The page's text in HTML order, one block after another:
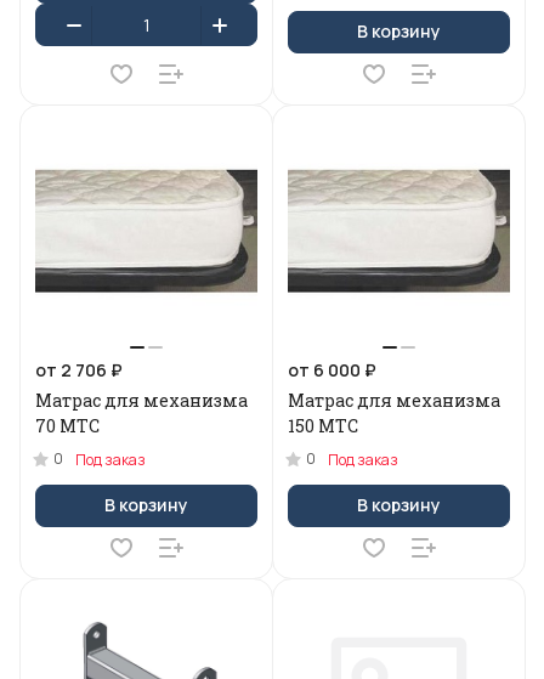
В корзину
от 2 706 ₽
Матрас для механизма
70 МТС
0 Под заказ
В корзину
от 6 000 ₽
Матрас для механизма
150 МТС
0 Под заказ
В корзину